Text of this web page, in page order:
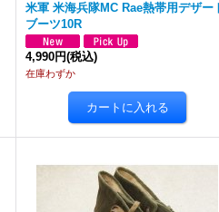
米軍 米海兵隊MC Rae熱帯用デザー
ブーツ10R
4,990円(税込)
在庫わずか